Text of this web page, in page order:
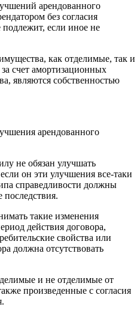
арендованного
без согласия
если иное не
как отделимые, так и
счет амортизационных
являются собственностью
арендованного
не обязан улучшать
он эти улучшения все-таки
справедливости должны
такие изменения
действия договора,
свойства или
должна отсутствовать
и не отделимые от
произведенные с согласия